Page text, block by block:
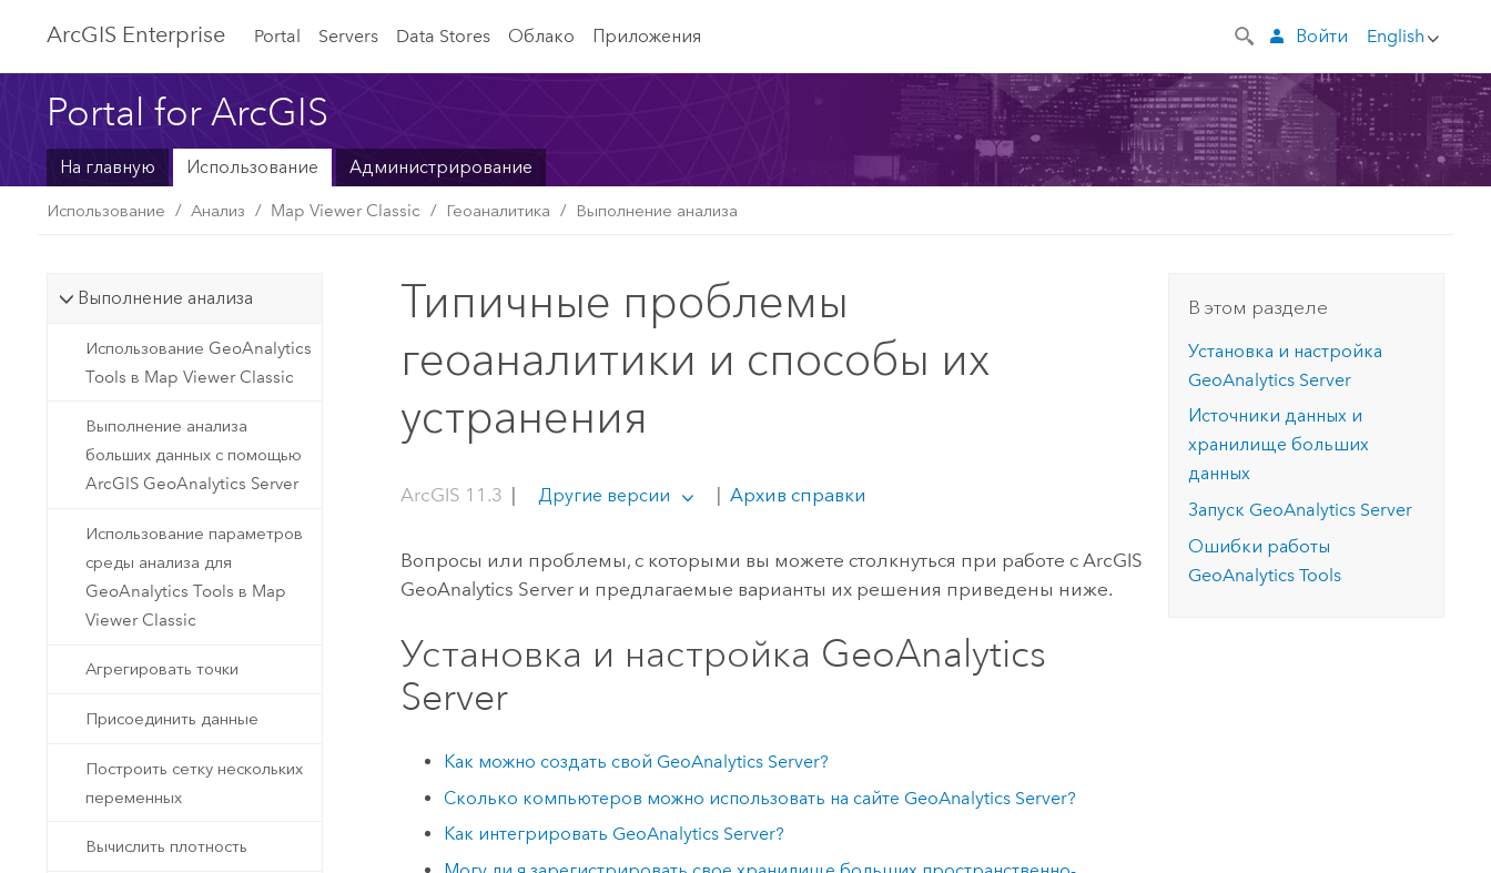
ArcGIS Enterprise Portal Servers Data Stores Облако Приложения English
Войти
Portal for ArcGIS
На главную Использование Администрирование
Использование Анализ Map Viewer Classic Геоаналитика Выполнение анализа
Выполнение анализа
Использование GeoAnalytics
Tools в Map Viewer Classic
Выполнение анализа
больших данных с помощью
ArcGIS GeoAnalytics Server
Использование параметров
среды анализа для
GeoAnalytics Tools в Map
Viewer Classic
Агрегировать точки
Присоединить данные
Построить сетку нескольких
переменных
Вычислить плотность
Типичные проблемы
геоаналитики и способы их
устранения
ArcGIS 11.3 | Другие версии | Архив справки
Вопросы или проблемы, с которыми вы можете столкнуться при работе сArcGIS
GeoAnalytics Server и предлагаемые варианты их решения приведены ниже.
Установка и настройка GeoAnalytics
Server
Как можно создать свой GeoAnalytics Server?
Сколько компьютеров можно использовать на сайте GeoAnalytics Server?
Как интегрировать GeoAnalytics Server?
В этом разделе
Установка и настройка
GeoAnalytics Server
Источники данных и
хранилище больших
данных
Запуск GeoAnalytics Server
Ошибки работы
GeoAnalytics Tools